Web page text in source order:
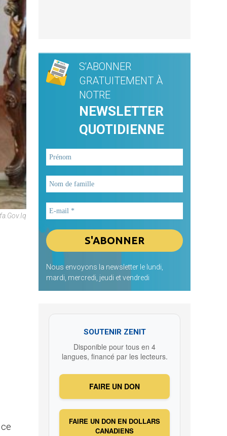
S'ABONNER
GRATUITEMENT À
NOTRE
NEWSLETTER
QUOTIDIENNE
Nous envoyons la newsletter le lundi,
mardi, mercredi, jeudi et vendredi
SOUTENIR ZENIT
Disponible pour tous en 4
langues, financé par les lecteurs.
FAIRE UN DON
FAIRE UN DON EN DOLLARS
CANADIENS